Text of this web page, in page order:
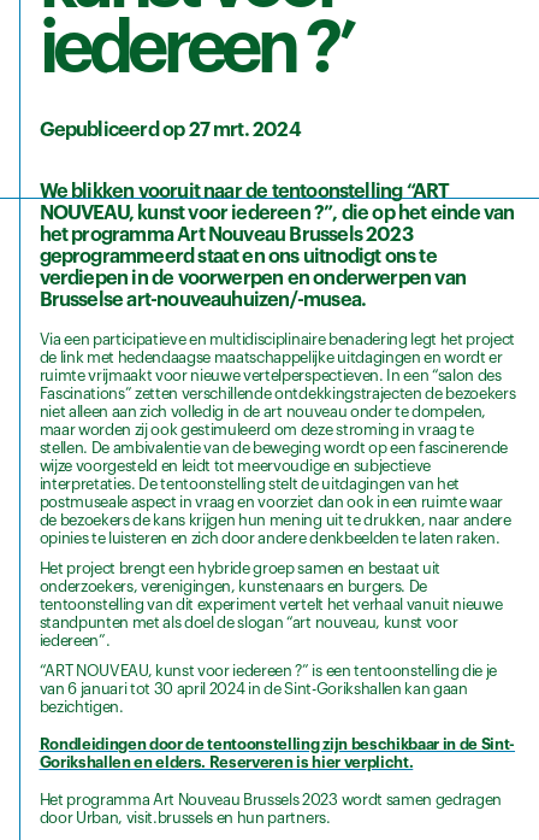
iedereen ?’
Gepubliceerd op 27 mrt. 2024
We blikken vooruit naar de tentoonstelling “ART
NOUVEAU, kunst voor iedereen ?”, die op het einde van
het programma Art Nouveau Brussels 2023
geprogrammeerd staat en ons uitnodigt ons te
verdiepen in de voorwerpen en onderwerpen van
Brusselse art-nouveauhuizen/-musea.
Via een participatieve en multidisciplinaire benadering legt het project
de link met hedendaagse maatschappelijke uitdagingen en wordt er
ruimte vrijmaakt voor nieuwe vertelperspectieven. In een “salon des
Fascinations” zetten verschillende ontdekkingstrajecten de bezoekers
niet alleen aan zich volledig in de art nouveau onder te dompelen,
maar worden zij ook gestimuleerd om deze stroming in vraag te
stellen. De ambivalentie van de beweging wordt op een fascinerende
wijze voorgesteld en leidt tot meervoudige en subjectieve
interpretaties. De tentoonstelling stelt de uitdagingen van het
postmuseale aspect in vraag en voorziet dan ook in een ruimte waar
de bezoekers de kans krijgen hun mening uit te drukken, naar andere
opinies te luisteren en zich door andere denkbeelden te laten raken.
Het project brengt een hybride groep samen en bestaat uit
onderzoekers, verenigingen, kunstenaars en burgers. De
tentoonstelling van dit experiment vertelt het verhaal vanuit nieuwe
standpunten met als doel de slogan “art nouveau, kunst voor
iedereen”.
“ART NOUVEAU, kunst voor iedereen ?” is een tentoonstelling die je
van 6 januari tot 30 april 2024 in de Sint-Gorikshallen kan gaan
bezichtigen.
Rondleidingen door de tentoonstelling zijn beschikbaar in de Sint-
Gorikshallen en elders. Reserveren is hier verplicht.
Het programma Art Nouveau Brussels 2023 wordt samen gedragen
door Urban, visit.brussels en hun partners.